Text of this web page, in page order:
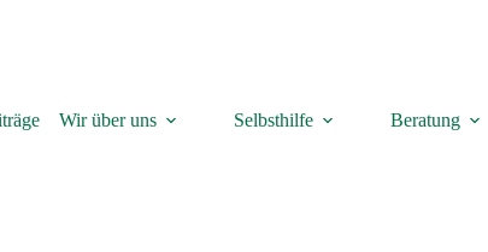
Wir über uns Selbsthilfe Beratung